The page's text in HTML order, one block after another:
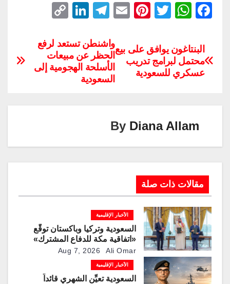
F
c
e
b
k
W
at
s
A
T
tt
er
Pi
e
E
ail
T
e
gr
a
Li
k
e
dI
p
y
Li
واشنطن تستعد لرفع
الحظر عن مبيعات
الأسلحة الهجومية إلى
السعودية
البنتاغون يوافق على بيع
محتمل لبرامج تدريب
عسكري للسعودية
By Diana Allam
مقالات ذات صلة
الأخبار الإقليمية
السعودية وتركيا وباكستان توقّع
«اتفاقية مكة للدفاع المشترك»
Aug 7, 2026 Ali Omar
الأخبار الإقليمية
السعودية تعيِّن الشهري قائداً